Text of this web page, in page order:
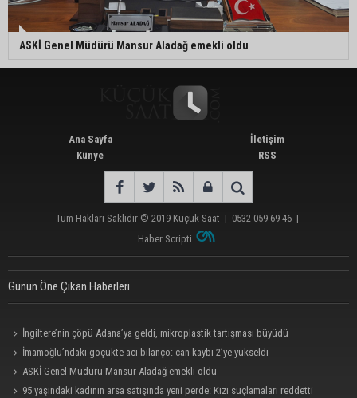
ASKİ Genel Müdürü Mansur Aladağ emekli oldu
Ana Sayfa
Künye
İletişim
RSS
Tüm Hakları Saklıdır © 2019 Küçük Saat | 0532 059 69 46 |
Haber Scripti
Günün Öne Çıkan Haberleri
İngiltere’nin çöpü Adana’ya geldi, mikroplastik tartışması büyüdü
İmamoğlu’ndaki göçükte acı bilanço: can kaybı 2’ye yükseldi
ASKİ Genel Müdürü Mansur Aladağ emekli oldu
95 yaşındaki kadının arsa satışında yeni perde: Kızı suçlamaları reddetti